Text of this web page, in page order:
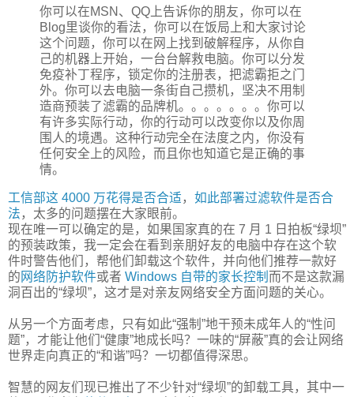
你可以在MSN、QQ上告诉你的朋友，你可以在
Blog里谈你的看法，你可以在饭局上和大家讨论
这个问题，你可以在网上找到破解程序，从你自
己的机器上开始，一台台解救电脑。你可以分发
免疫补丁程序，锁定你的注册表，把滤霸拒之门
外。你可以去电脑一条街自己攒机，坚决不用制
造商预装了滤霸的品牌机。。。。。。。你可以
有许多实际行动，你的行动可以改变你以及你周
围人的境遇。这种行动完全在法度之内，你没有
任何安全上的风险，而且你也知道它是正确的事
情。
工信部这 4000 万花得是否合适， 如此部署过滤软件是否合
法，太多的问题摆在大家眼前。
现在唯一可以确定的是，如果国家真的在 7 月 1 日拍板“绿坝”
的预装政策，我一定会在看到亲朋好友的电脑中存在这个软
件时警告他们，帮他们卸载这个软件，并向他们推荐一款好
的 网络防护软件或者 Windows 自带的家长控制 而不是这款漏
洞百出的“绿坝”，这才是对亲友网络安全方面问题的关心。
从另一个方面考虑，只有如此“强制”地干预未成年人的“性问
题”，才能让他们“健康”地成长吗？一味的“屏蔽”真的会让网络
世界走向真正的“和谐”吗？一切都值得深思。
智慧的网友们现已推出了不少针对“绿坝”的卸载工具，其中一